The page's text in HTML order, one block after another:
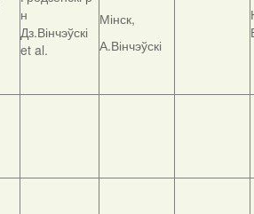
н
Дз.Вінчэўскі
et al.
Мінск,
А.Вінчэўскі